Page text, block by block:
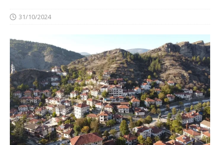
31/10/2024